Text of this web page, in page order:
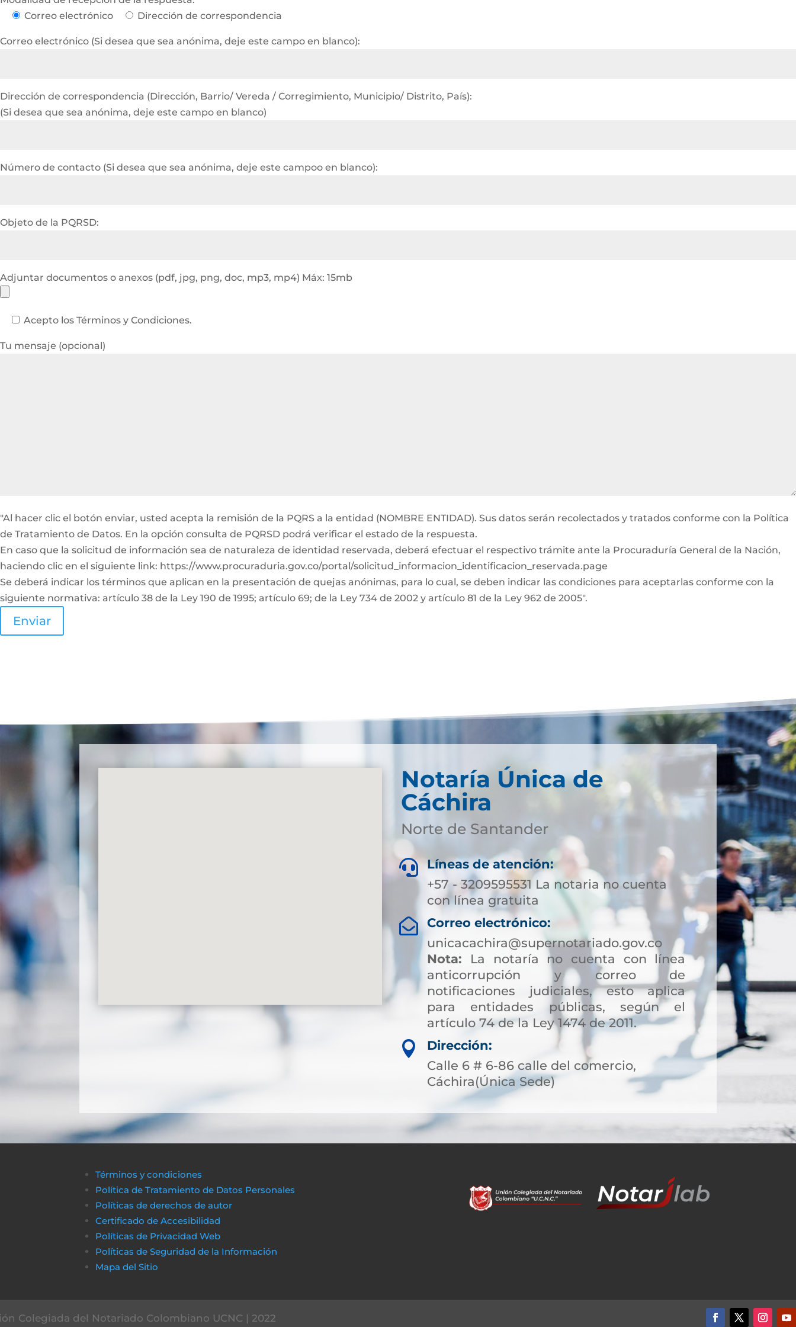
Correo electrónico
Dirección de correspondencia
Correo electrónico (Si desea que sea anónima, deje este campo en blanco):
Dirección de correspondencia (Dirección, Barrio/ Vereda / Corregimiento, Municipio/ Distrito, País):
(Si desea que sea anónima, deje este campo en blanco)
Número de contacto (Si desea que sea anónima, deje este campoo en blanco):
Objeto de la PQRSD:
Adjuntar documentos o anexos (pdf, jpg, png, doc, mp3, mp4) Máx: 15mb
Acepto los Términos y Condiciones.
Tu mensaje (opcional)
"Al hacer clic el botón enviar, usted acepta la remisión de la PQRS a la entidad (NOMBRE ENTIDAD). Sus datos serán recolectados y tratados conforme con la Política
de Tratamiento de Datos. En la opción consulta de PQRSD podrá verificar el estado de la respuesta.
En caso que la solicitud de información sea de naturaleza de identidad reservada, deberá efectuar el respectivo trámite ante la Procuraduría General de la Nación,
haciendo clic en el siguiente link: https://www.procuraduria.gov.co/portal/solicitud_informacion_identificacion_reservada.page
Se deberá indicar los términos que aplican en la presentación de quejas anónimas, para lo cual, se deben indicar las condiciones para aceptarlas conforme con la
siguiente normativa: artículo 38 de la Ley 190 de 1995; artículo 69; de la Ley 734 de 2002 y artículo 81 de la Ley 962 de 2005".
Enviar
Notaría Única de
Cáchira
Norte de Santander
 Líneas de atención:
+57 - 3209595531 La notaria no cuenta
con línea gratuita

Correo electrónico:
unicacachira@supernotariado.gov.co
Nota: La notaría no cuenta con línea
anticorrupción y correo de
notificaciones judiciales, esto aplica
para entidades públicas, según el
artículo 74 de la Ley 1474 de 2011.

Dirección:
Calle 6 # 6-86 calle del comercio,
Cáchira(Única Sede)
Términos y condiciones
Política de Tratamiento de Datos Personales
Políticas de derechos de autor
Certificado de Accesibilidad
Políticas de Privacidad Web
Políticas de Seguridad de la Información
Mapa del Sitio
Colegiada del Notariado Colombiano UCNC | 2022